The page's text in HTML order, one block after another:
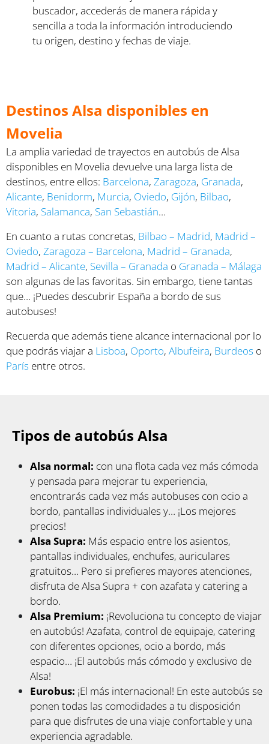
buscador, accederás de manera rápida y
sencilla a toda la información introduciendo
tu origen, destino y fechas de viaje.
Destinos Alsa disponibles en
Movelia
La amplia variedad de trayectos en autobús de Alsa
disponibles en Movelia devuelve una larga lista de
destinos, entre ellos: Barcelona, Zaragoza, Granada,
Alicante, Benidorm, Murcia, Oviedo, Gijón, Bilbao,
Vitoria, Salamanca, San Sebastián…
En cuanto a rutas concretas, Bilbao – Madrid, Madrid –
Oviedo, Zaragoza – Barcelona, Madrid – Granada,
Madrid – Alicante, Sevilla – Granada o Granada – Málaga
son algunas de las favoritas. Sin embargo, tiene tantas
que… ¡Puedes descubrir España a bordo de sus
autobuses!
Recuerda que además tiene alcance internacional por lo
que podrás viajar a Lisboa, Oporto, Albufeira, Burdeos o
París entre otros.
Tipos de autobús Alsa
Alsa normal: con una flota cada vez más cómoda
y pensada para mejorar tu experiencia,
encontrarás cada vez más autobuses con ocio a
bordo, pantallas individuales y… ¡Los mejores
precios!
Alsa Supra: Más espacio entre los asientos,
pantallas individuales, enchufes, auriculares
gratuitos… Pero si prefieres mayores atenciones,
disfruta de Alsa Supra + con azafata y catering a
bordo.
Alsa Premium: ¡Revoluciona tu concepto de viajar
en autobús! Azafata, control de equipaje, catering
con diferentes opciones, ocio a bordo, más
espacio… ¡El autobús más cómodo y exclusivo de
Alsa!
Eurobus: ¡El más internacional! En este autobús se
ponen todas las comodidades a tu disposición
para que disfrutes de una viaje confortable y una
experiencia agradable.